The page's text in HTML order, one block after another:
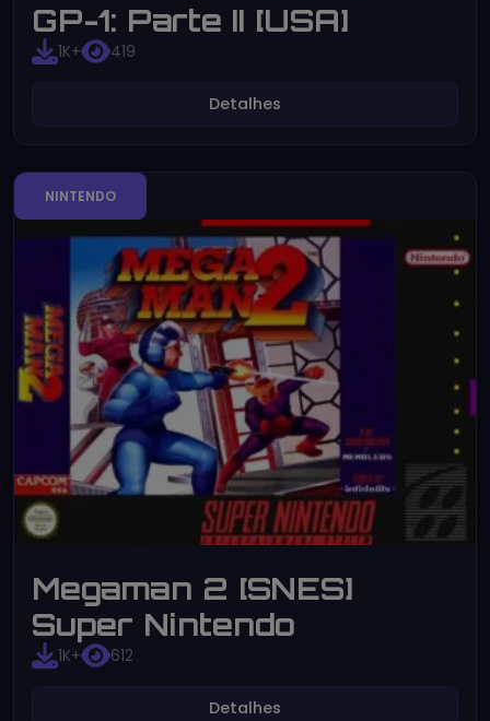
GP-1: Parte II [USA]
1K+ 419
Detalhes
NINTENDO
Megaman 2 [SNES]
Super Nintendo
1K+ 612
Detalhes